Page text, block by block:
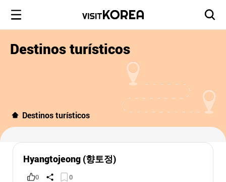
Destinos turísticos
Destinos turísticos
Hyangtojeong (향토정)
0 0